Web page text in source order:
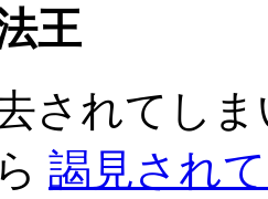
王
されてし
謁見され